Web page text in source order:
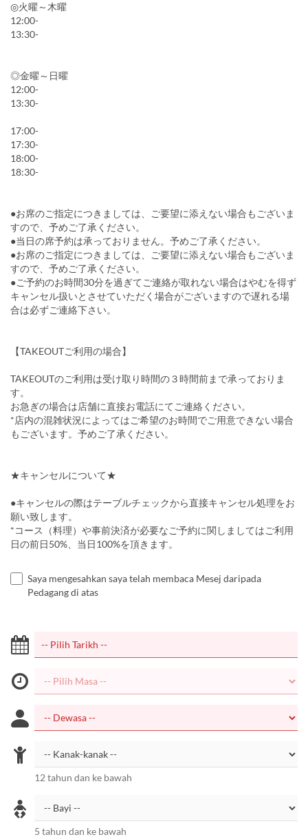
◎火曜～木曜
12:00-
13:30-
◎金曜～日曜
12:00-
13:30-
17:00-
17:30-
18:00-
18:30-
●お席のご指定につきましては、ご要望に添えない場合もございま
すので、予めご了承ください。
●当日の席予約は承っておりません。予めご了承ください。
●お席のご指定につきましては、ご要望に添えない場合もございま
すので、予めご了承ください。
●ご予約のお時間30分を過ぎてご連絡が取れない場合はやむを得ず
キャンセル扱いとさせていただく場合がございますので遅れる場
合は必ずご連絡下さい。
【TAKEOUTご利用の場合】
TAKEOUTのご利用は受け取り時間の３時間前まで承っておりま
す。
お急ぎの場合は店舗に直接お電話にてご連絡ください。
*店内の混雑状況によってはご希望のお時間でご用意できない場合
もございます。予めご了承ください。
★キャンセルについて★
●キャンセルの際はテーブルチェックから直接キャンセル処理をお
願い致します。
*コース（料理）や事前決済が必要なご予約に関しましてはご利用
日の前日50%、当日100%を頂きます。
Saya mengesahkan saya telah membaca Mesej daripada
Pedagang di atas
12 tahun dan ke bawah
5 tahun dan ke bawah